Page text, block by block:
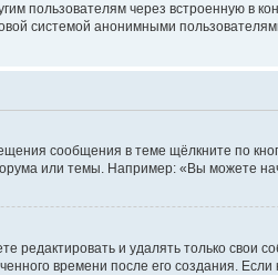
пользователям через встроенную в
системой анонимными
сообщения в теме щёлкните по
или темы. Например: «Вы можете
и удалять только свои
времени после его создания.